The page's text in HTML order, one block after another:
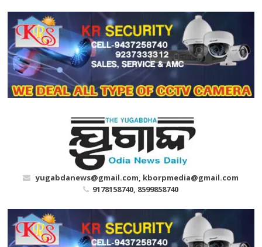
content
yugabdanews@gmail.com, kborpmedia@gmail.com
9178158740, 8599858740